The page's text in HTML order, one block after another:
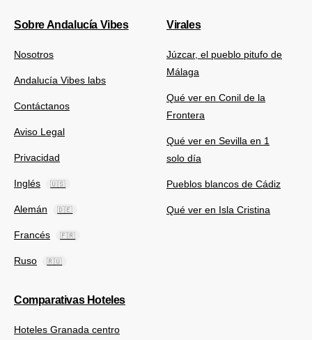
Sobre Andalucía Vibes
Nosotros
Andalucía Vibes labs
Contáctanos
Aviso Legal
Privacidad
Inglés 🇺🇸
Alemán 🇩🇪
Francés 🇫🇷
Ruso 🇷🇺
Virales
Júzcar, el pueblo pitufo de
Málaga
Qué ver en Conil de la
Frontera
Qué ver en Sevilla en 1
solo día
Pueblos blancos de Cádiz
Qué ver en Isla Cristina
Comparativas Hoteles
Hoteles Granada centro